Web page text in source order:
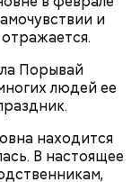
и
Порывай
людей ее
находится
В настоящее
или
дозы
на